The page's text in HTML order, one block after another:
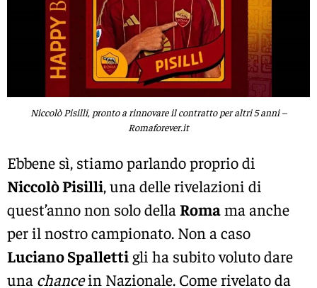
Niccolò Pisilli, pronto a rinnovare il contratto per altri 5 anni –
Romaforever.it
Ebbene sì, stiamo parlando proprio di
Niccolò Pisilli, una delle rivelazioni di
quest’anno non solo della Roma ma anche
per il nostro campionato. Non a caso
Luciano Spalletti gli ha subito voluto dare
una chancein Nazionale. Come rivelato da